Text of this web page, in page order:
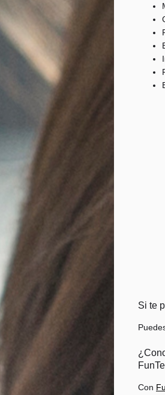
Si te
Con